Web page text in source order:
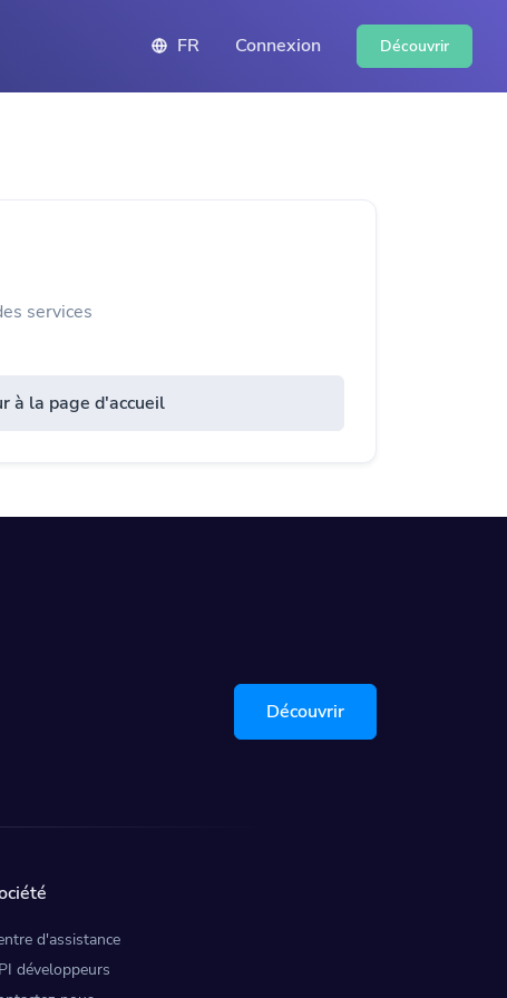
FR Connexion Découvrir
services
à la page d'accueil
Découvrir
d'assistance
développeurs